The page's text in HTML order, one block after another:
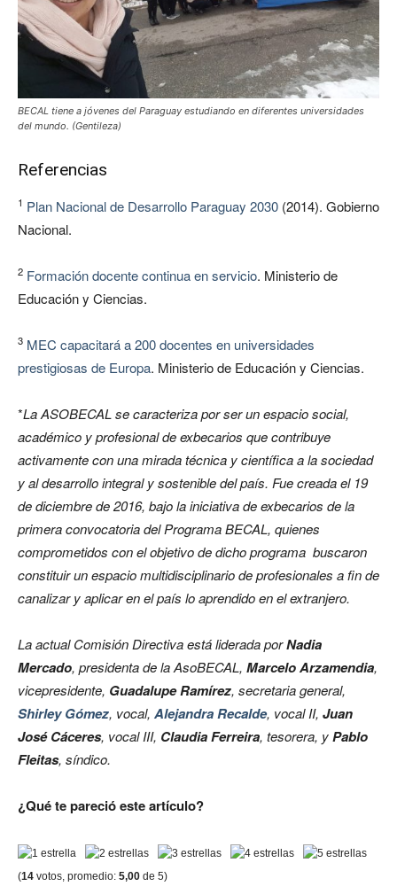
BECAL tiene a jóvenes del Paraguay estudiando en diferentes universidades
del mundo. (Gentileza)
Referencias
1 Plan Nacional de Desarrollo Paraguay 2030 (2014). Gobierno
Nacional.
2 Formación docente continua en servicio. Ministerio de
Educación y Ciencias.
3 MEC capacitará a 200 docentes en universidades
prestigiosas de Europa. Ministerio de Educación y Ciencias.
*La ASOBECAL se caracteriza por ser un espacio social,
académico y profesional de exbecarios que contribuye
activamente con una mirada técnica y científica a la sociedad
y al desarrollo integral y sostenible del país. Fue creada el 19
de diciembre de 2016, bajo la iniciativa de exbecarios de la
primera convocatoria del Programa BECAL, quienes
comprometidos con el objetivo de dicho programa buscaron
constituir un espacio multidisciplinario de profesionales a fin de
canalizar y aplicar en el país lo aprendido en el extranjero.
La actual Comisión Directiva está liderada porNadia
Mercado, presidenta de la AsoBECAL, Marcelo Arzamendia,
vicepresidente, Guadalupe Ramírez, secretaria general,
Shirley Gómez, vocal, Alejandra Recalde, vocal II, Juan
José Cáceres, vocal III, Claudia Ferreira, tesorera, yPablo
Fleitas, síndico.
¿Qué te pareció este artículo?
(14 votos, promedio: 5,00 de 5)